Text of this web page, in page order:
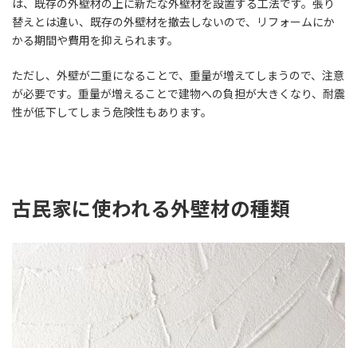
は、既存の外壁材の上に新たな外壁材を設置する工法です。張り
替えとは違い、既存の外壁材を撤去しないので、リフォームにか
かる期間や費用を抑えられます。
ただし、外壁が二重になることで、重量が増えてしまうので、注意
が必要です。重量が増えることで建物への負担が大きくなり、耐震
性が低下してしまう危険性もあります。
古民家に使われる外壁材の種類